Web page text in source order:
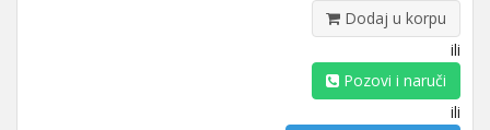
Dodaj u korpu
ili
Pozovi i naruči
ili